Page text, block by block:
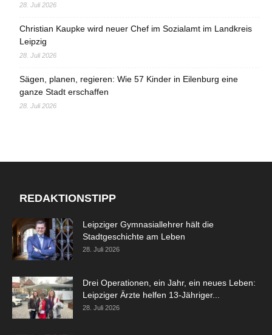
28. Juli 2026
Christian Kaupke wird neuer Chef im Sozialamt im Landkreis
Leipzig
28. Juli 2026
Sägen, planen, regieren: Wie 57 Kinder in Eilenburg eine
ganze Stadt erschaffen
28. Juli 2026
REDAKTIONSTIPP
Leipziger Gymnasiallehrer hält die
Stadtgeschichte am Leben
28. Juli 2026
Drei Operationen, ein Jahr, ein neues Leben:
Leipziger Ärzte helfen 13-Jähriger...
28. Juli 2026